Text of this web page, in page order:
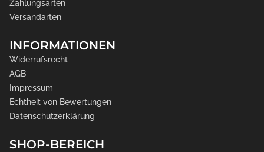
Zahlungsarten
Versandarten
INFORMATIONEN
Widerrufsrecht
AGB
Impressum
Echtheit von Bewertungen
Datenschutzerklärung
SHOP-BEREICH